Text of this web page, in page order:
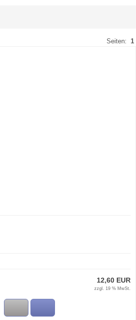
Seiten: 1
12,60 EUR
zzgl. 19 % MwSt.